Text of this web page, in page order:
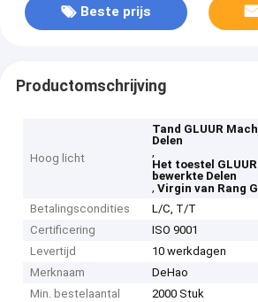
Beste prijs
Productomschrijving
Hoog licht
Tand GLUUR
Delen
,
Het toestel
bewerkte Delen
,Virgin van Rang
Betalingscondities
L/C, T/T
Certificering
ISO 9001
Levertijd
10 werkdagen
Merknaam
DeHao
Min. bestelaantal
2000 Stuk